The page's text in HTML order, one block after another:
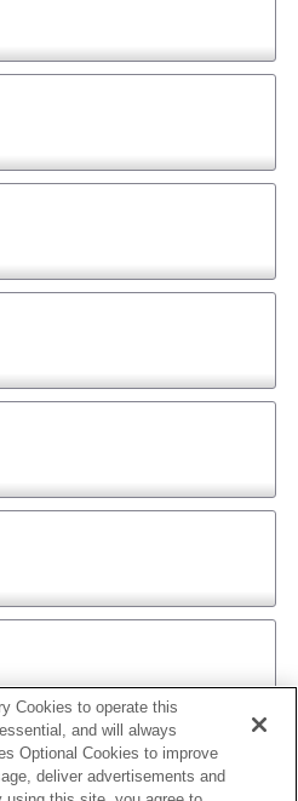
Cookies to operate this
and will always
Optional Cookies to improve
deliver advertisements and